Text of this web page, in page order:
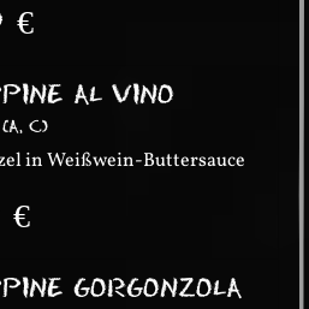
€
AL VINO
(A, C)
in Weißwein-Buttersauce
€
GORGONZOLA